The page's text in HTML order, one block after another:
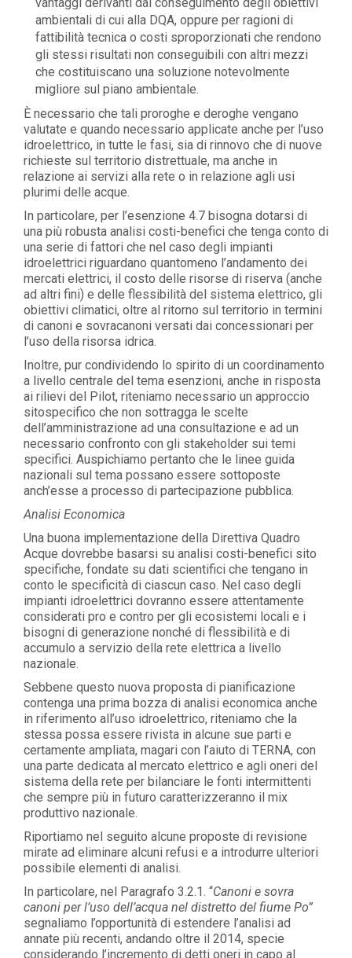
ambientali di cui alla DQA, oppure per ragioni di
fattibilità tecnica o costi sproporzionati che rendono
gli stessi risultati non conseguibili con altri mezzi
che costituiscano una soluzione notevolmente
migliore sul piano ambientale.
È necessario che tali proroghe e deroghe vengano
valutate e quando necessario applicate anche per l’uso
idroelettrico, in tutte le fasi, sia di rinnovo che di nuove
richieste sul territorio distrettuale, ma anche in
relazione ai servizi alla rete o in relazione agli usi
plurimi delle acque.
In particolare, per l’esenzione 4.7 bisogna dotarsi di
una più robusta analisi costi-benefici che tenga conto di
una serie di fattori che nel caso degli impianti
idroelettrici riguardano quantomeno l’andamento dei
mercati elettrici, il costo delle risorse di riserva (anche
ad altri fini) e delle flessibilità del sistema elettrico, gli
obiettivi climatici, oltre al ritorno sul territorio in termini
di canoni e sovracanoni versati dai concessionari per
l’uso della risorsa idrica.
Inoltre, pur condividendo lo spirito di un coordinamento
a livello centrale del tema esenzioni, anche in risposta
ai rilievi del Pilot, riteniamo necessario un approccio
sitospecifico che non sottragga le scelte
dell’amministrazione ad una consultazione e ad un
necessario confronto con gli stakeholder sui temi
specifici. Auspichiamo pertanto che le linee guida
nazionali sul tema possano essere sottoposte
anch’esse a processo di partecipazione pubblica.
Analisi Economica
Una buona implementazione della Direttiva Quadro
Acque dovrebbe basarsi su analisi costi-benefici sito
specifiche, fondate su dati scientifici che tengano in
conto le specificità di ciascun caso. Nel caso degli
impianti idroelettrici dovranno essere attentamente
considerati pro e contro per gli ecosistemi locali e i
bisogni di generazione nonché di flessibilità e di
accumulo a servizio della rete elettrica a livello
nazionale.
Sebbene questo nuova proposta di pianificazione
contenga una prima bozza di analisi economica anche
in riferimento all’uso idroelettrico, riteniamo che la
stessa possa essere rivista in alcune sue parti e
certamente ampliata, magari con l’aiuto di TERNA, con
una parte dedicata al mercato elettrico e agli oneri del
sistema della rete per bilanciare le fonti intermittenti
che sempre più in futuro caratterizzeranno il mix
produttivo nazionale.
Riportiamo nel seguito alcune proposte di revisione
mirate ad eliminare alcuni refusi e a introdurre ulteriori
possibile elementi di analisi.
In particolare, nel Paragrafo 3.2.1. “Canoni e sovra
canoni per l’uso dell’acqua nel distretto del fiume Po”
segnaliamo l’opportunità di estendere l’analisi ad
annate più recenti, andando oltre il 2014, specie
considerando l’incremento di detti oneri in capo al